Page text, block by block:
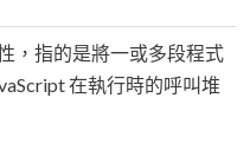
，指的是將一或多段程式
在執行時的呼叫堆